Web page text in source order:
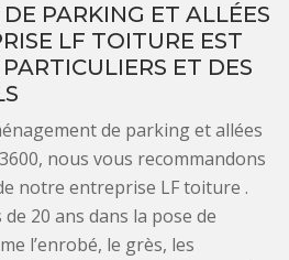
PARKING ET ALLÉES
LF TOITURE EST
ET DES
de parking et allées
nous vous recommandons
notre entreprise LF toiture .
20 ans dans la pose de
l’enrobé, le grès, les